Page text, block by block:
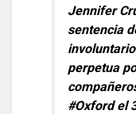
Jennifer
sentencia
perpetua
#Oxfordel